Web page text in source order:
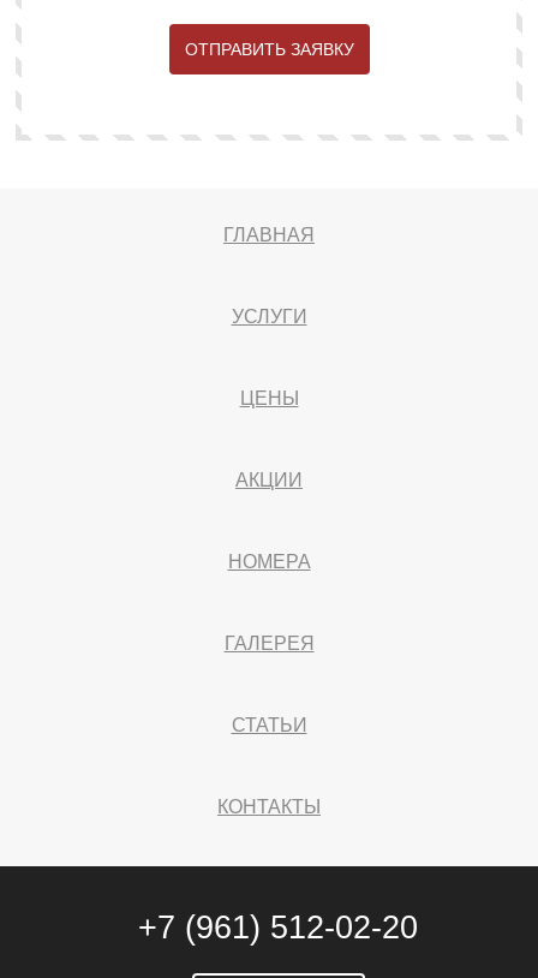
ОТПРАВИТЬ ЗАЯВКУ
ГЛАВНАЯ
УСЛУГИ
ЦЕНЫ
АКЦИИ
НОМЕРА
ГАЛЕРЕЯ
СТАТЬИ
КОНТАКТЫ
+7 (961) 512-02-20